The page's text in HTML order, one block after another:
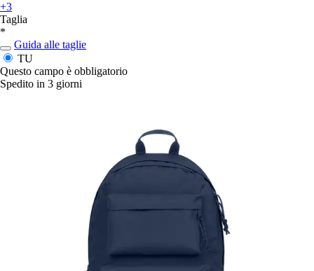
+3
Taglia
*
Guida alle taglie
TU
Questo campo è obbligatorio
Spedito in 3 giorni